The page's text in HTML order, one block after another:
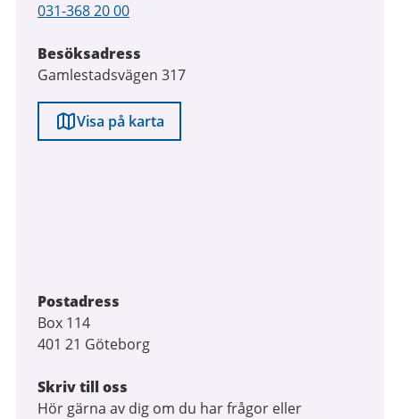
Telefon
031-368 20 00
Besöksadress
Gamlestadsvägen 317
Visa på karta
Postadress
Box 114
401 21 Göteborg
Skriv till oss
Hör gärna av dig om du har frågor eller